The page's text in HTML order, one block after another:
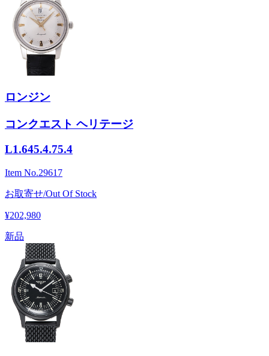
ロンジン
コンクエスト ヘリテージ
L1.645.4.75.4
Item No.29617
お取寄せ/Out Of Stock
¥202,980
新品